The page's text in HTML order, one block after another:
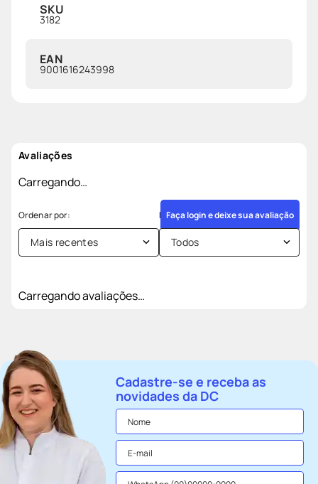
SKU
3182
EAN
9001616243998
Avaliações
Carregando…
Faça login e deixe sua avaliação
Mais recentes Todos
Carregando avaliações…
Cadastre-se e receba as
novidades da DC